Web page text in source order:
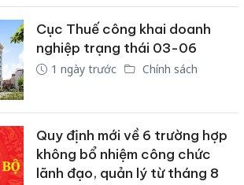
Cục Thuế công khai doanh
nghiệp trạng thái 03-06
1 ngày trước Chính sách
Quy định mới về 6 trường hợp
không bổ nhiệm công chức
lãnh đạo, quản lý từ tháng 8